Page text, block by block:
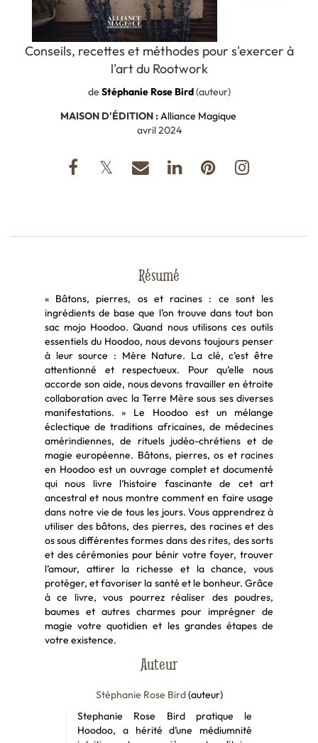
Conseils, recettes et méthodes pour s'exercer à
l'art du Rootwork
de Stéphanie Rose Bird(auteur)
MAISON D'ÉDITION :Alliance Magique
avril 2024
Résumé
« Bâtons, pierres, os et racines : ce sont les
ingrédients de base que l’on trouve dans tout bon
sac mojo Hoodoo. Quand nous utilisons ces outils
essentiels du Hoodoo, nous devons toujours penser
à leur source : Mère Nature. La clé, c’est être
attentionné et respectueux. Pour qu’elle nous
accorde son aide, nous devons travailler en étroite
collaboration avec la Terre Mère sous ses diverses
manifestations. » Le Hoodoo est un mélange
éclectique de traditions africaines, de médecines
amérindiennes, de rituels judéo-chrétiens et de
magie européenne. Bâtons, pierres, os et racines
en Hoodoo est un ouvrage complet et documenté
qui nous livre l’histoire fascinante de cet art
ancestral et nous montre comment en faire usage
dans notre vie de tous les jours. Vous apprendrez à
utiliser des bâtons, des pierres, des racines et des
os sous différentes formes dans des rites, des sorts
et des cérémonies pour bénir votre foyer, trouver
l’amour, attirer la richesse et la chance, vous
protéger, et favoriser la santé et le bonheur. Grâce
à ce livre, vous pourrez réaliser des poudres,
baumes et autres charmes pour imprégner de
magie votre quotidien et les grandes étapes de
votre existence.
Auteur
Stéphanie Rose Bird(auteur)
Stephanie Rose Bird pratique le
Hoodoo, a hérité d’une médiumnité